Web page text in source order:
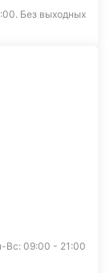
Без выходных
Вс: 09:00 - 21:00